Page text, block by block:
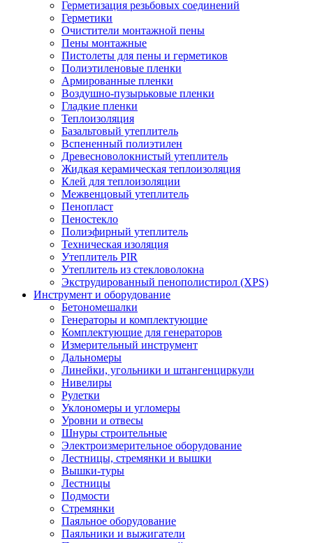
Герметизация резьбовых соединений
Герметики
Очистители монтажной пены
Пены монтажные
Пистолеты для пены и герметиков
Полиэтиленовые пленки
Армированные пленки
Воздушно-пузырьковые пленки
Гладкие пленки
Теплоизоляция
Базальтовый утеплитель
Вспененный полиэтилен
Древесноволокнистый утеплитель
Жидкая керамическая теплоизоляция
Клей для теплоизоляции
Межвенцовый утеплитель
Пенопласт
Пеностекло
Полиэфирный утеплитель
Техническая изоляция
Утеплитель PIR
Утеплитель из стекловолокна
Экструдированный пенополистирол (XPS)
Инструмент и оборудование
Бетономешалки
Генераторы и комплектующие
Комплектующие для генераторов
Измерительный инструмент
Дальномеры
Линейки, угольники и штангенциркули
Нивелиры
Рулетки
Уклономеры и угломеры
Уровни и отвесы
Шнуры строительные
Электроизмерительное оборудование
Лестницы, стремянки и вышки
Вышки-туры
Лестницы
Подмости
Стремянки
Паяльное оборудование
Паяльники и выжигатели